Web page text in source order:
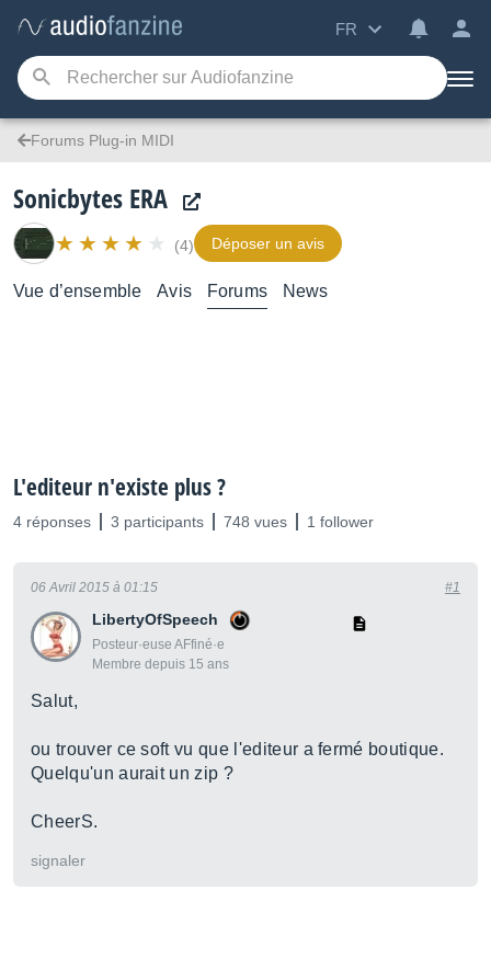
FR
Forums Plug-in MIDI
Sonicbytes ERA
(4) Déposer un avis
Vue d’ensemble Avis Forums News
L'editeur n'existe plus ?
4 réponses 3 participants 748 vues 1 follower
LibertyOfSpeech
Posteur·euse AFfiné·e
Membre depuis 15 ans
06 Avril 2015 à 01:15 #1
Salut,
ou trouver ce soft vu que l'editeur a fermé boutique.
Quelqu'un aurait un zip ?
CheerS.
signaler